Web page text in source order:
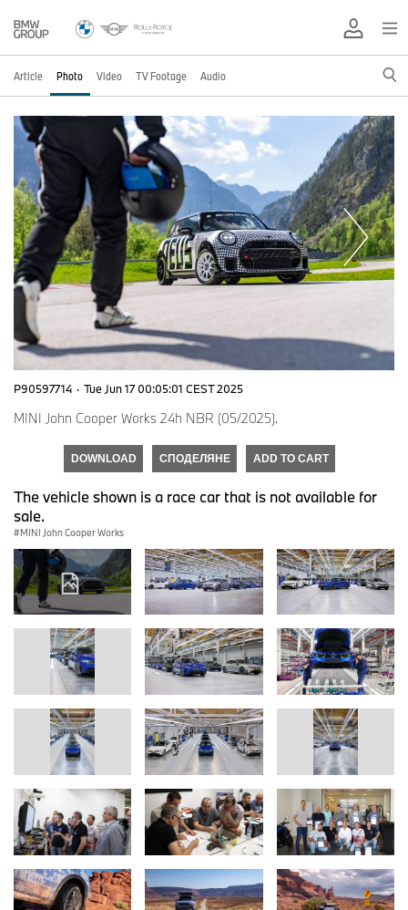
Article Photo Video TV Footage Audio
P90597714 · Tue Jun 17 00:05:01 CEST 2025
MINI John Cooper Works 24h NBR (05/2025).
DOWNLOAD СПОДЕЛЯНЕ ADD TO CART
The vehicle shown is a race car that is not available for
sale.
MINI John Cooper Works